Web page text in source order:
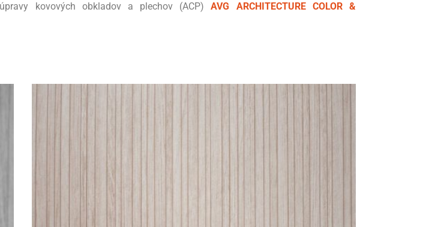
kovových obkladov a plechov (ACP)AVG ARCHITECTURE COLOR &